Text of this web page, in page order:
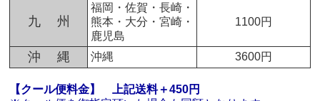
九 州
福岡・佐賀・長崎・
熊本・大分・宮崎・
鹿児島
1100円
沖 縄 沖縄 3600円
【クール便料金】
上記送料＋450円